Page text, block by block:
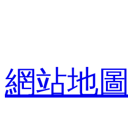
網站地圖